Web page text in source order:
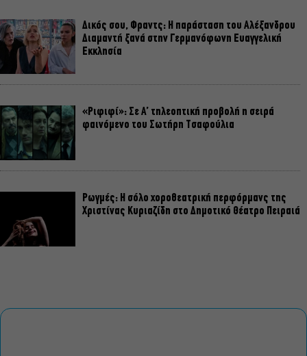
Δικός σου, Φραντς: Η παράσταση του Αλέξανδρου
Διαμαντή ξανά στην Γερμανόφωνη Ευαγγελική
Εκκλησία
«Ριφιφί»: Σε Α’ τηλεοπτική προβολή η σειρά
φαινόμενο του Σωτήρη Τσαφούλια
Ρωγμές: Η σόλο χοροθεατρική περφόρμανς της
Χριστίνας Κυριαζίδη στο Δημοτικό Θέατρο Πειραιά